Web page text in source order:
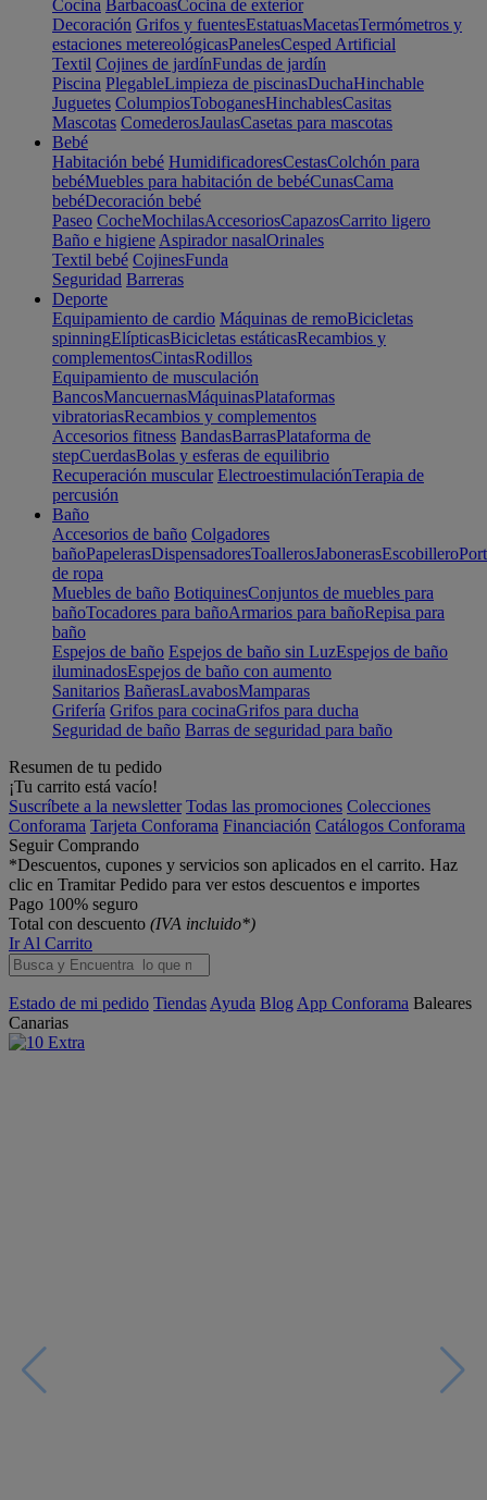
Cocina BarbacoasCocina de exterior
Decoración Grifos y fuentesEstatuasMacetasTermómetros y
estaciones metereológicasPanelesCesped Artificial
Textil Cojines de jardínFundas de jardín
Piscina PlegableLimpieza de piscinasDuchaHinchable
Juguetes ColumpiosToboganesHinchablesCasitas
Mascotas ComederosJaulasCasetas para mascotas
Bebé
Habitación bebé HumidificadoresCestasColchón para
bebéMuebles para habitación de bebéCunasCama
bebéDecoración bebé
Paseo CocheMochilasAccesoriosCapazosCarrito ligero
Baño e higiene Aspirador nasalOrinales
Textil bebé CojinesFunda
Seguridad Barreras
Deporte
Equipamiento de cardio Máquinas de remoBicicletas
spinningElípticasBicicletas estáticasRecambios y
complementosCintasRodillos
Equipamiento de musculación
BancosMancuernasMáquinasPlataformas
vibratoriasRecambios y complementos
Accesorios fitness BandasBarrasPlataforma de
stepCuerdasBolas y esferas de equilibrio
Recuperación muscular ElectroestimulaciónTerapia de
percusión
Baño
Accesorios de baño Colgadores
bañoPapelerasDispensadoresToallerosJabonerasEscobillero
de ropa
Muebles de baño BotiquinesConjuntos de muebles para
bañoTocadores para bañoArmarios para bañoRepisa para
baño
Espejos de baño Espejos de baño sin LuzEspejos de baño
iluminadosEspejos de baño con aumento
Sanitarios BañerasLavabosMamparas
Grifería Grifos para cocinaGrifos para ducha
Seguridad de baño Barras de seguridad para baño
Resumen de tu pedido
¡Tu carrito está vacío!
Suscríbete a la newsletter Todas las promociones Colecciones
Conforama Tarjeta Conforama Financiación Catálogos Conforama
Seguir Comprando
*Descuentos, cupones y servicios son aplicados en el carrito. Haz
clic en Tramitar Pedido para ver estos descuentos e importes
Pago 100% seguro
Total con descuento (IVA incluido*)
Ir Al Carrito
Estado de mi pedido Tiendas Ayuda Blog App Conforama Baleares
Canarias